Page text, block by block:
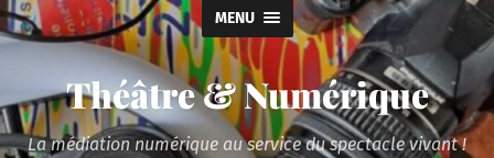
MENU
Théâtre & Numérique
La médiation numérique au service du spectacle vivant !